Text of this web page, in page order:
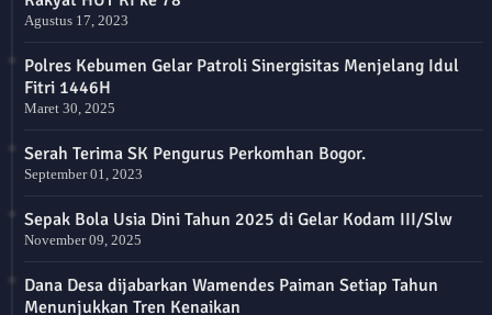
Agustus 17, 2023
Polres Kebumen Gelar Patroli Sinergisitas Menjelang Idul
Fitri 1446H
Maret 30, 2025
Serah Terima SK Pengurus Perkomhan Bogor.
September 01, 2023
Sepak Bola Usia Dini Tahun 2025 di Gelar Kodam III/Slw
November 09, 2025
Dana Desa dijabarkan Wamendes Paiman Setiap Tahun
Menunjukkan Tren Kenaikan